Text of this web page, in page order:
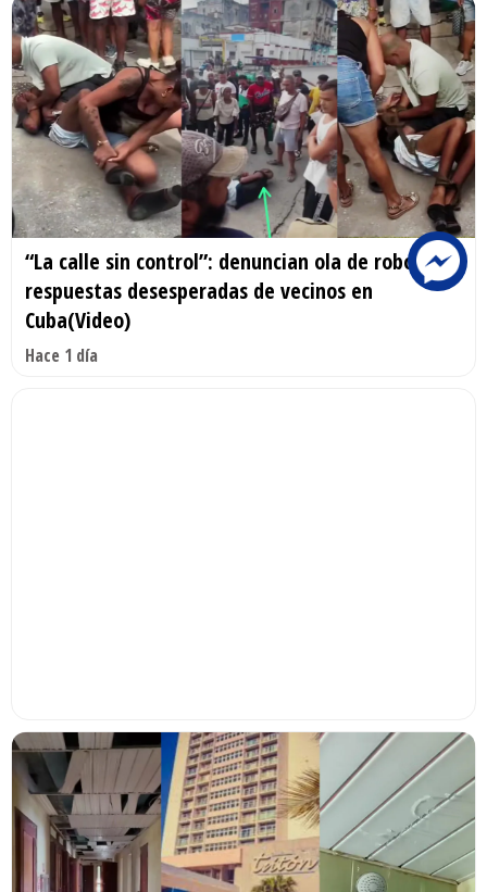
“La calle sin control”: denuncian ola de robos y
respuestas desesperadas de vecinos en
Cuba(Video)
Hace 1 día